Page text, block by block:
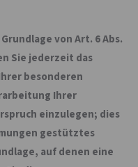
von Art. 6 Abs.
Sie jederzeit das
besonderen
Ihrer
einzulegen; dies
gestütztes
auf denen eine